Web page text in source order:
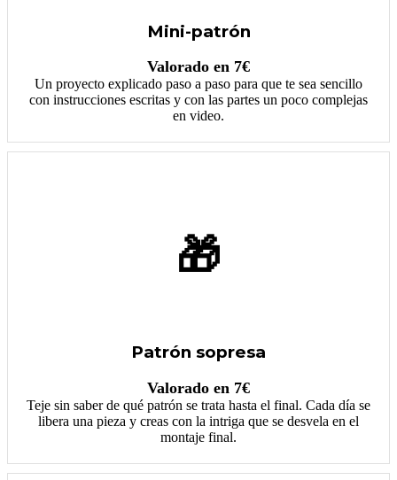
Mini-patrón
Valorado en 7€
Un proyecto explicado paso a paso para que te sea sencillo
con instrucciones escritas y con las partes un poco complejas
en video.
🎁
Patrón sopresa
Valorado en 7€
Teje sin saber de qué patrón se trata hasta el final. Cada día se
libera una pieza y creas con la intriga que se desvela en el
montaje final.